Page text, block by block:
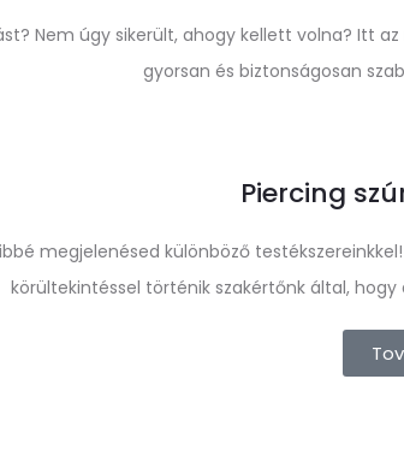
Nem úgy sikerült, ahogy kellett volna? Itt
gyorsan és biztonságosan
Piercing
megjelenésed különböző
körültekintéssel történik szakértőnk által,